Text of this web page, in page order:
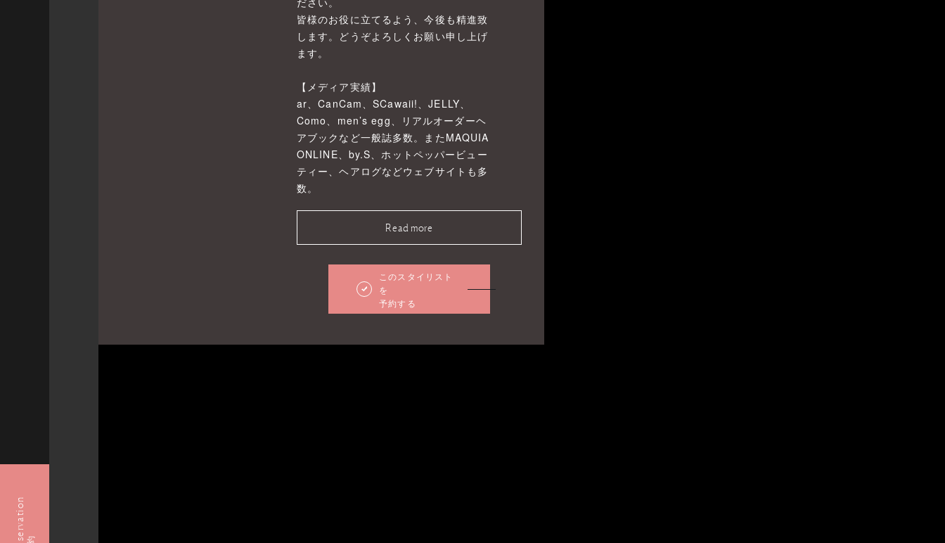
Reservation
皆様のお役に立てるよう、今後も精進致
します。どうぞよろしくお願い申し上げ
ます。
【メディア実績】
ar、CanCam、SCawaii!、JELLY、
Como、men’s egg、リアルオーダーヘ
アブックなど一般誌多数。またMAQUIA
ONLINE、by.S、ホットペッパービュー
ティー、ヘアログなどウェブサイトも多
数。
Read more
このスタイリスト
を
予約する